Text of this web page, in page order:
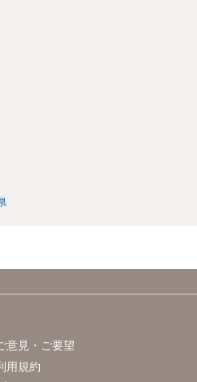
意見・ご要望
用規約